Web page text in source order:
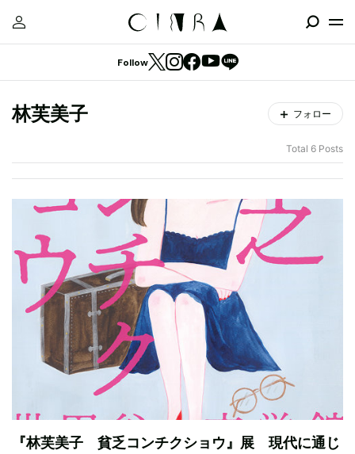
Follow
林芙美子 フォロー
Total 6 Posts
『林芙美子 貧乏コンチクショウ』展 現代に通じ